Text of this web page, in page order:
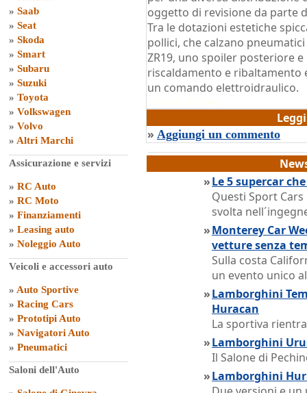
» Saab
» Seat
» Skoda
» Smart
» Subaru
» Suzuki
» Toyota
» Volkswagen
» Volvo
» Altri Marchi
Assicurazione e servizi
» RC Auto
» RC Moto
» Finanziamenti
» Leasing auto
» Noleggio Auto
Veicoli e accessori auto
» Auto Sportive
» Racing Cars
» Prototipi Auto
» Navigatori Auto
» Pneumatici
Saloni dell'Auto
oggetto di revisione da parte
Tra le dotazioni estetiche
pollici, che calzano
ZR19, uno spoiler posteriore
riscaldamento e ribaltamento
un comando elettroidraulico.
» Aggiungi un commento
»Le 5 supercar
Questi Sport
svolta
»Monterey Car
vetture senza
Sulla costa
un evento unico
»Lamborghini
Huracan
La sportiva
»Lamborghini
Il Salone di
»Lamborghini